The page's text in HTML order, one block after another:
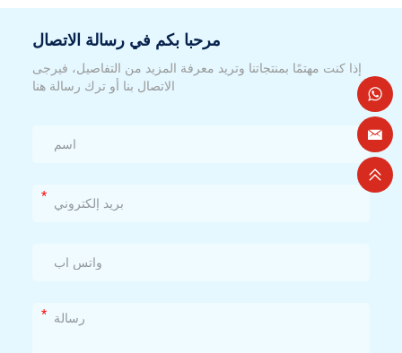
مرحبا بكم في رسالة الاتصال
إذا كنت مهتمًا بمنتجاتنا وتريد معرفة المزيد من التفاصيل، فيرجى
الاتصال بنا أو ترك رسالة هنا
*
*